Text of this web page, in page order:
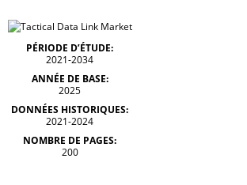
PÉRIODE D’ÉTUDE:
2021-2034
ANNÉE DE BASE:
2025
DONNÉES HISTORIQUES:
2021-2024
NOMBRE DE PAGES:
200